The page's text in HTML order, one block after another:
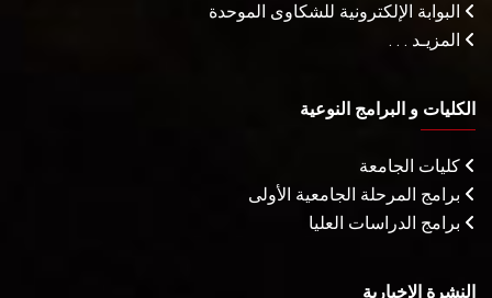
البوابة الإلكترونية للشكاوى الموحدة
المزيـد . . .
الكليات و البرامج النوعية
كليات الجامعة
برامج المرحلة الجامعية الأولى
برامج الدراسات العليا
النشرة الإخبارية